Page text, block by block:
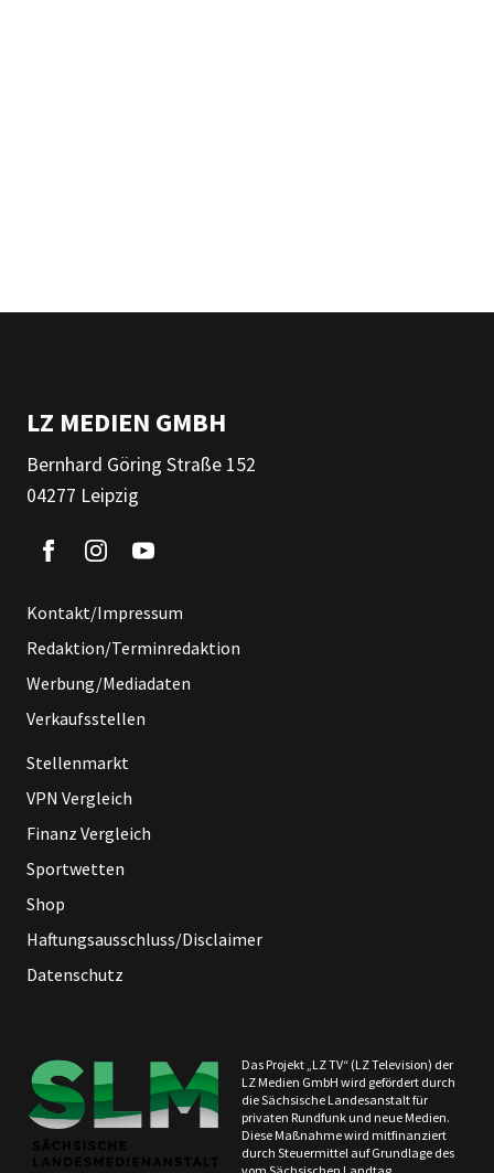
LZ MEDIEN GMBH
Bernhard Göring Straße 152
04277 Leipzig
Kontakt/Impressum
Redaktion/Terminredaktion
Werbung/Mediadaten
Verkaufsstellen
Stellenmarkt
VPN Vergleich
Finanz Vergleich
Sportwetten
Shop
Haftungsausschluss/Disclaimer
Datenschutz
Das Projekt „LZ TV“ (LZ Television) der
LZ Medien GmbH wird gefördert durch
die Sächsische Landesanstalt für
privaten Rundfunk und neue Medien.
Diese Maßnahme wird mitfinanziert
durch Steuermittel auf Grundlage des